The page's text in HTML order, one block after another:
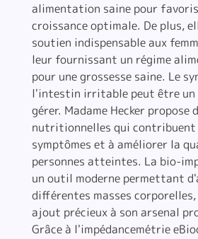
alimentation saine pour
croissance optimale. De plus,
soutien indispensable aux
leur fournissant un régime
pour une grossesse saine. Le
l'intestin irritable peut être un
gérer. Madame Hecker propose
nutritionnelles qui contribuent
symptômes et à améliorer la
personnes atteintes. La bio-
un outil moderne permettant
différentes masses
ajout précieux à son arsenal
Grâce à l'impédancemétrie